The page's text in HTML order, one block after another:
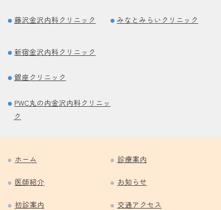
藤沢金沢内科クリニック みなとみらいクリニック
新宿金沢内科クリニック
銀座クリニック
PWC丸の内金沢内科クリニッ
ク
ホーム 診療案内
医師紹介 お知らせ
初診案内 交通アクセス